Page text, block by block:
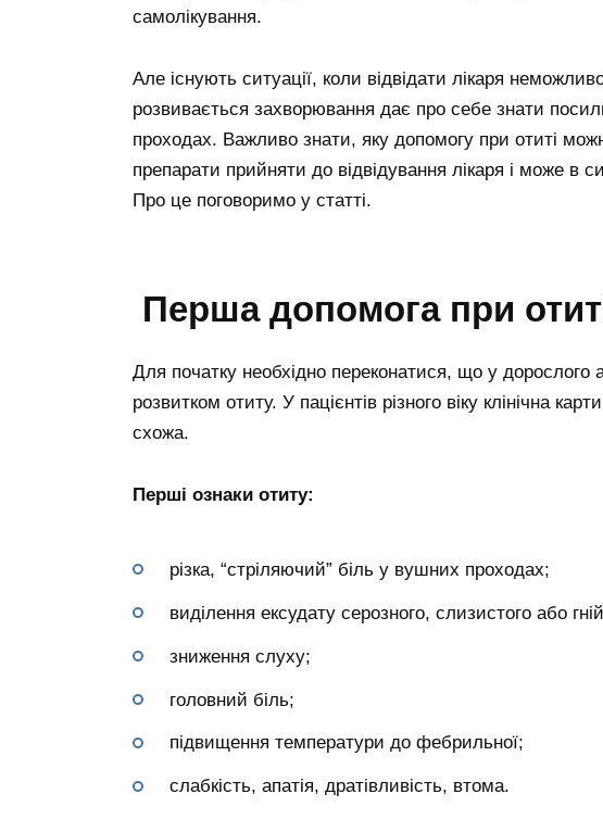
самолікування.
Але існують ситуації, коли відвідати лікаря
розвивається захворювання дає про себе знати
проходах. Важливо знати, яку допомогу при отиті
препарати прийняти до відвідування лікаря і може в
Про це поговоримо у статті.
Перша допомога при
Для початку необхідно переконатися, що у дорослого
розвитком отиту. У пацієнтів різного віку клінічна
схожа.
Перші ознаки отиту:
різка, “стріляючий” біль у вушних проходах;
виділення ексудату серозного, слизистого або
зниження слуху;
головний біль;
підвищення температури до фебрильної;
слабкість, апатія, дратівливість, втома.